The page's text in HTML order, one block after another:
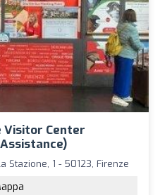
Visitor Center
Stazione, 1 - 50123, Firenze